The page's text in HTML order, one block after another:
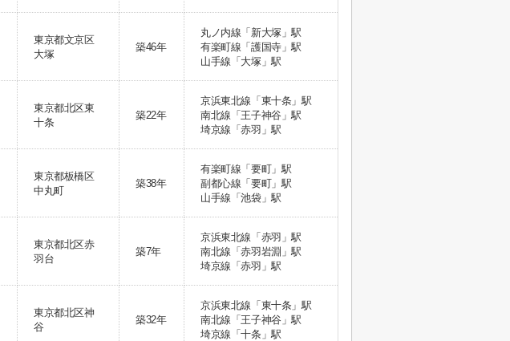
東京都文京区
大塚
築46年
丸ノ内線「新大塚」駅
有楽町線「護国寺」駅
山手線「大塚」駅
東京都北区東
十条
築22年
京浜東北線「東十条」駅
南北線「王子神谷」駅
埼京線「赤羽」駅
東京都板橋区
中丸町
築38年
有楽町線「要町」駅
副都心線「要町」駅
山手線「池袋」駅
東京都北区赤
羽台
築7年
京浜東北線「赤羽」駅
南北線「赤羽岩淵」駅
埼京線「赤羽」駅
東京都北区神
谷
築32年
京浜東北線「東十条」駅
南北線「王子神谷」駅
埼京線「十条」駅